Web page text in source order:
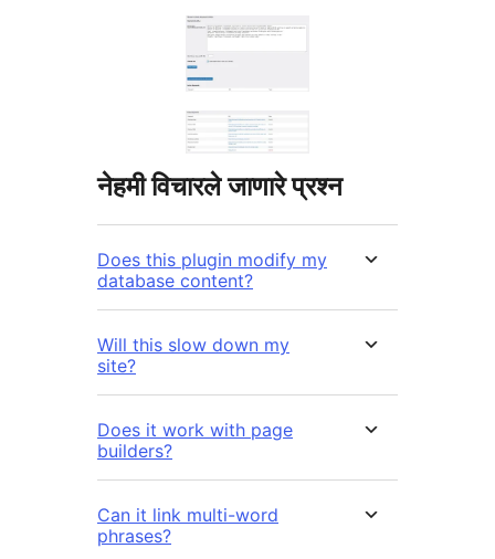
नेहमी विचारले जाणारे प्रश्न
Does this plugin modify my
database content?
Will this slow down my
site?
Does it work with page
builders?
Can it link multi-word
phrases?